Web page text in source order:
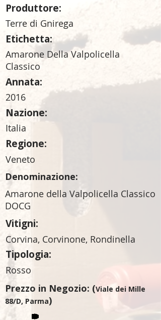
Produttore:
Terre di Gnirega
Etichetta:
Amarone Della Valpolicella
Classico
Annata:
2016
Nazione:
Italia
Regione:
Veneto
Denominazione:
Amarone della Valpolicella Classico
DOCG
Vitigni:
Corvina, Corvinone, Rondinella
Tipologia:
Rosso
Prezzo in Negozio: (Viale dei Mille
88/D, Parma)